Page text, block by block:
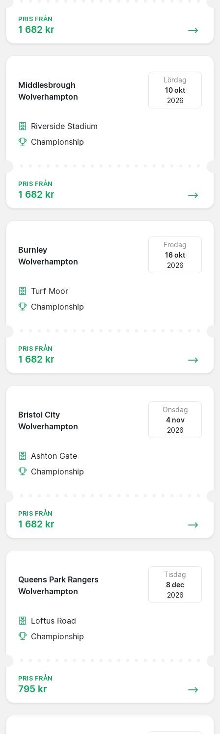
PRIS FRÅN
1 682 kr
Middlesbrough
Wolverhampton
Lördag
10 okt
2026
Riverside Stadium
Championship
PRIS FRÅN
1 682 kr
Burnley
Wolverhampton
Fredag
16 okt
2026
Turf Moor
Championship
PRIS FRÅN
1 682 kr
Bristol City
Wolverhampton
Onsdag
4 nov
2026
Ashton Gate
Championship
PRIS FRÅN
1 682 kr
Queens Park Rangers
Wolverhampton
Tisdag
8 dec
2026
Loftus Road
Championship
PRIS FRÅN
795 kr